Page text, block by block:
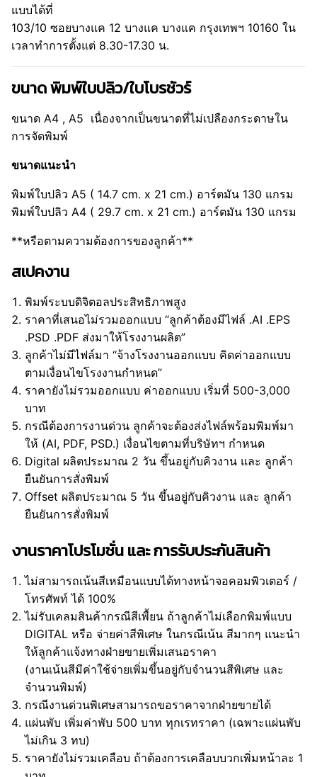
แบบได้ที่
103/10 ซอยบางแค 12 บางแค บางแค กรุงเทพฯ 10160 ใน
เวลาทำการตั้งแต่ 8.30-17.30 น.
ขนาด พิมพ์ใบปลิว/ใบโบรชัวร์
ขนาด A4 , A5 เนื่องจากเป็นขนาดที่ไม่เปลืองกระดาษใน
การจัดพิมพ์
ขนาดแนะนำ
พิมพ์ใบปลิว A5 ( 14.7 cm. x 21 cm.) อาร์ตมัน 130 แกรม
พิมพ์ใบปลิว A4 ( 29.7 cm. x 21 cm.) อาร์ตมัน 130 แกรม
**หรือตามความต้องการของลูกค้า**
สเปคงาน
พิมพ์ระบบดิจิตอลประสิทธิภาพสูง
ราคาที่เสนอไม่รวมออกแบบ “ลูกค้าต้องมีไฟล์ .AI .EPS
.PSD .PDF ส่งมาให้โรงงานผลิต”
ลูกค้าไม่มีไฟล์มา “จ้างโรงงานออกแบบ คิดค่าออกแบบ
ตามเงื่อนไขโรงงานกำหนด”
ราคายังไม่รวมออกแบบ ค่าออกแบบ เริ่มที่ 500-3,000
บาท
กรณีต้องการงานด่วน ลูกค้าจะต้องส่งไฟล์พร้อมพิมพ์มา
ให้ (AI, PDF, PSD.) เงื่อนไขตามที่บริษัทฯ กำหนด
Digital ผลิตประมาณ 2 วัน ขึ้นอยู่กับคิวงาน และ ลูกค้า
ยืนยันการสั่งพิมพ์
Offset ผลิตประมาณ 5 วัน ขึ้นอยู่กับคิวงาน และ ลูกค้า
ยืนยันการสั่งพิมพ์
งานราคาโปรโมชั่น และ การรับประกันสินค้า
ไม่สามารถเน้นสีเหมือนแบบได้ทางหน้าจอคอมพิวเตอร์ /
โทรศัพท์ ได้ 100%
ไม่รับเคลมสินค้ากรณีสีเพื้ยน ถ้าลูกค้าไม่เลือกพิมพ์แบบ
DIGITAL หรือ จ่ายค่าสีพิเศษ ในกรณีเน้น สีมากๆ แนะนำ
ให้ลูกค้าแจ้งทางฝ่ายขายเพิ่มเสนอราคา
(งานเน้นสีมีค่าใช้จ่ายเพิ่มขึ้นอยู่กับจำนวนสีพิเศษ และ
จำนวนพิมพ์)
กรณีงานด่วนพิเศษสามารถขอราคาจากฝ่ายขายได้
แผ่นพับ เพิ่มค่าพับ 500 บาท ทุกเรทราคา (เฉพาะแผ่นพับ
ไม่เกิน 3 ทบ)
ราคายังไม่รวมเคลือบ ถ้าต้องการเคลือบบวกเพิ่มหน้าละ 1